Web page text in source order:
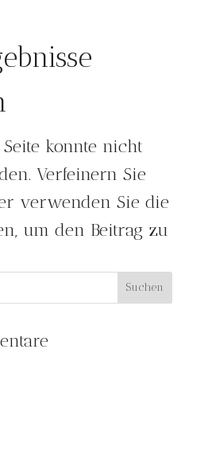
konnte nicht
Verfeinern Sie
verwenden Sie die
um den Beitrag zu